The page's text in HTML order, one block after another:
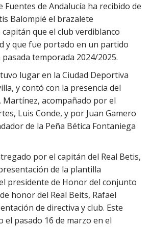
Fuentes de Andalucía ha recibido de
Balompié el brazalete
que el club verdiblanco
y que fue portado en un partido
temporada 2024/2025.
lugar en la Ciudad Deportiva
y contó con la presencia del
Martínez, acompañado por el
Luis Conde, y por Juan Gamero
de la Peña Bética Fontaniega
por el capitán del Real Betis,
de la plantilla
presidente de Honor del conjunto
honor del Real Beits, Rafael
de directiva y club. Este
pasado 16 de marzo en el